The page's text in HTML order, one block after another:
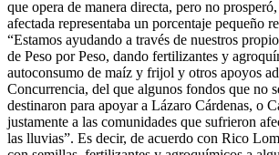
que opera de manera directa, pero no
afectada representaba un porcentaje pequeño
“Estamos ayudando a través de nuestros
de Peso por Peso, dando fertilizantes y
autoconsumo de maíz y frijol y otros apoyos
Concurrencia, del que algunos fondos que no
destinaron para apoyar a Lázaro Cárdenas, o
justamente a las comunidades que sufrieron
las lluvias”. Es decir, de acuerdo con Rico